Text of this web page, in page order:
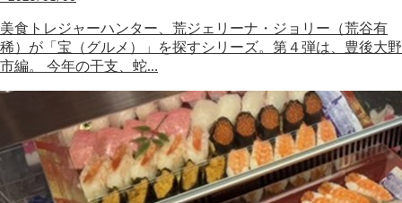
美食トレジャーハンター、荒ジェリーナ・ジョリー（荒谷有
稀）が「宝（グルメ）」を探すシリーズ。第４弾は、豊後大野
市編。 今年の干支、蛇…